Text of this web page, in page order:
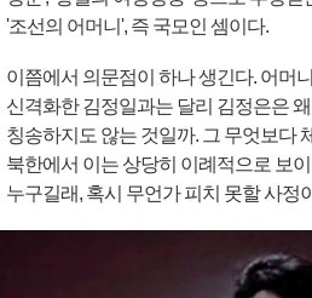
'조선의 어머니', 즉 국모인 셈이다.
이쯤에서 의문점이 하나 생긴다. 어머
신격화한 김정일과는 달리 김정은은
칭송하지도 않는 것일까. 그 무엇보다
북한에서 이는 상당히 이례적으로 보
누구길래, 혹시 무언가 피치 못할 사정